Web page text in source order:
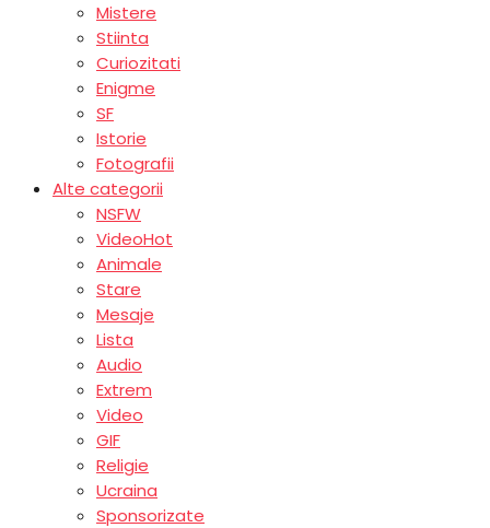
Mistere
Stiinta
Curiozitati
Enigme
SF
Istorie
Fotografii
Alte categorii
NSFW
VideoHot
Animale
Stare
Mesaje
Lista
Audio
Extrem
Video
GIF
Religie
Ucraina
Sponsorizate